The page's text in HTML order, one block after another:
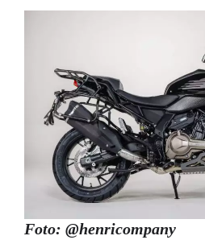
Foto: @henricompany